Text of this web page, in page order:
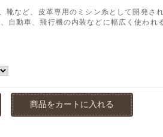
靴など、皮革専用のミシン糸として開発さ
自動車、飛行機の内装などに幅広く使われ
商品をカートに入れる